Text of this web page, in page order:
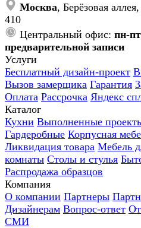
Москва, Берёзовая
410
Центральный офис: пн-
предварительной записи
Услуги
Бесплатный дизайн-проект
Вызов замерщика Гарантия
Оплата Рассрочка Яндекс
Каталог
Кухни Выполненные
Гардеробные Корпусная
Ликвидация товара Мебель
комнаты Столы и стулья
Распродажа образцов
Компания
О компании Партнеры
Дизайнерам Вопрос-ответ
СМИ